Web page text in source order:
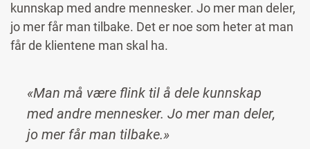
«Man må være flink til å dele kunnskap
med andre mennesker. Jo mer man deler,
jo mer får man tilbake.»
kunnskap med andre mennesker. Jo mer man deler,
jo mer får man tilbake. Det er noe som heter at man
får de klientene man skal ha.